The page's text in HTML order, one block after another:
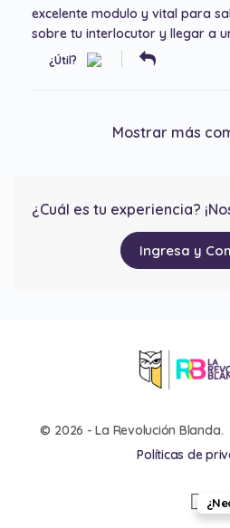
excelente modulo y vital para
sobre tu interlocutor y llegar a
¿Útil?
Mostrar más
¿Cuál es tu experiencia?
Ingresa y
© 2026 - La Revolución Blanda.
Políticas de